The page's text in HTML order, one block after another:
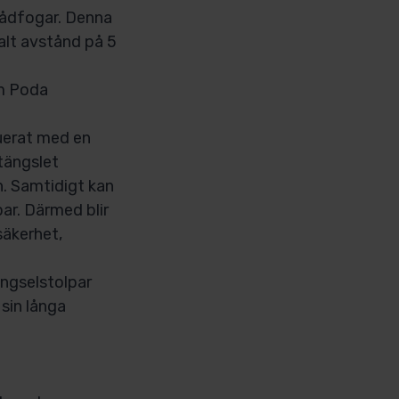
Denna
avstånd på 5
Poda
med en
Samtidigt kan
Därmed blir
långa